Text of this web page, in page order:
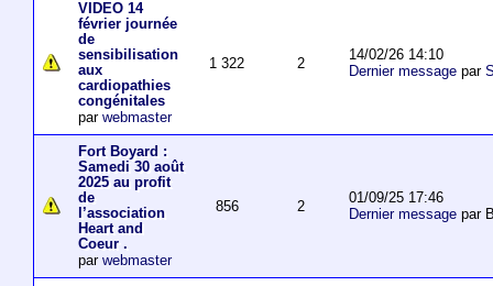
VIDEO 14
février journée
de
sensibilisation
aux
cardiopathies
congénitales
par webmaster
1 322 2
14/02/26 14:10
Dernier messagepar
Fort Boyard :
Samedi 30 août
2025 au profit
de
l’association
Heart and
Coeur .
par webmaster
856 2
01/09/25 17:46
Dernier messagepar